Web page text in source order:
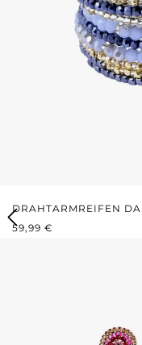
DRAHTARMREIFEN
REGULÄRER
59,99 €